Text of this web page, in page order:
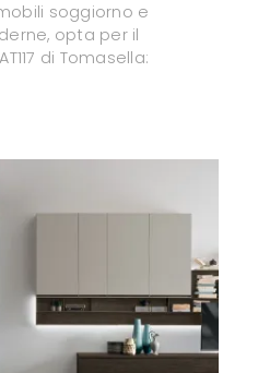
soggiorno e
opta per il
di Tomasella: